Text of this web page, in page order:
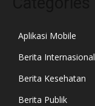
Aplikasi Mobile
Berita Internasional
Berita Kesehatan
Berita Publik